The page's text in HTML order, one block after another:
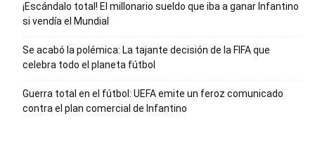
¡Escándalo total! El millonario sueldo que iba a ganar Infantino
si vendía el Mundial
Se acabó la polémica: La tajante decisión de la FIFA que
celebra todo el planeta fútbol
Guerra total en el fútbol: UEFA emite un feroz comunicado
contra el plan comercial de Infantino